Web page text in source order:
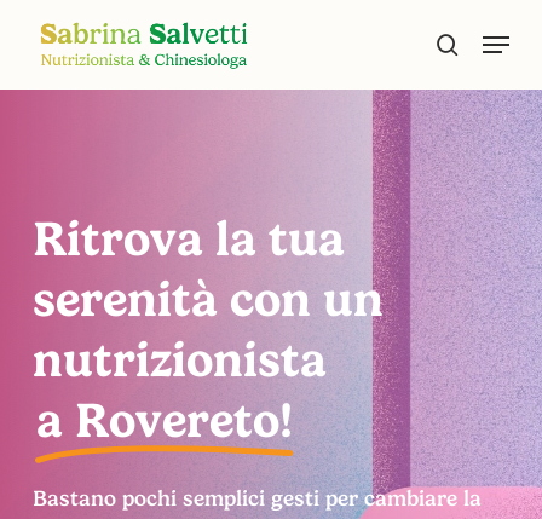
search
Menu
Ritrova la tua
serenità con un
nutrizionista
a Rovereto!
Bastano pochi semplici gesti per cambiare la